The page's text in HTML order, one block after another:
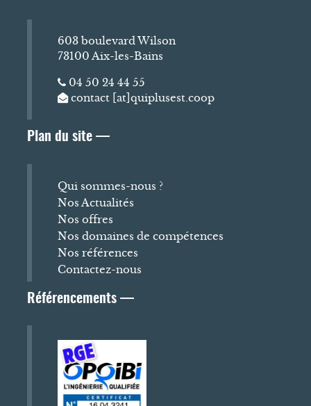
603 boulevard Wilson
73100 Aix-les-Bains
04 50 24 44 55
contact [at]quiplusest.coop
Plan du site —
Qui sommes-nous ?
Nos Actualités
Nos offres
Nos domaines de compétences
Nos références
Contactez-nous
Référencements —